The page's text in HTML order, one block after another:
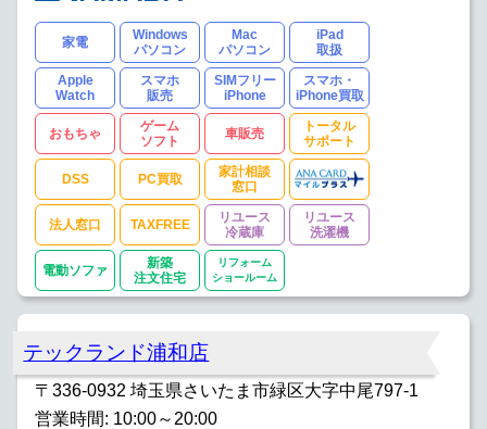
家電
Windows
パソコン
Mac
パソコン
iPad
取扱
Apple
Watch
スマホ
販売
SIMフリー
iPhone
スマホ・
iPhone買取
おもちゃ
ゲーム
ソフト
車販売
トータル
サポート
DSS PC買取
家計相談
窓口
法人窓口 TAXFREE
リユース
冷蔵庫
リユース
洗濯機
電動ソファ
新築
注文住宅
リフォーム
ショールーム
テックランド浦和店
〒336-0932 埼玉県さいたま市緑区大字中尾797-1
営業時間: 10:00～20:00